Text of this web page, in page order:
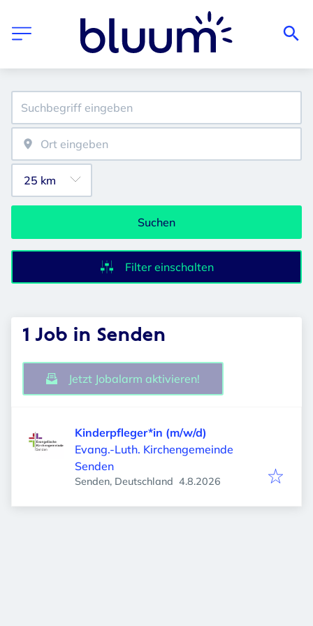
Suchen
Filter einschalten
1 Job in Senden
Jetzt Jobalarm aktivieren!
Kinderpfleger*in (m/w/d)
Evang.-Luth. Kirchengemeinde
Senden
Senden, Deutschland Veröffentlicht
4.8.2026